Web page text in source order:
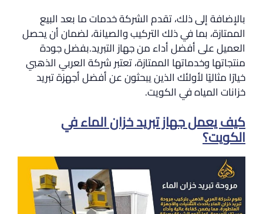
بالإضافة إلى ذلك، تقدم الشركة خدمات ما بعد البيع
الممتازة، بما في ذلك التركيب والصيانة، لضمان أن يحصل
العميل على أفضل أداء من جهاز التبريد.بفضل جودة
منتجاتها وخدماتها الممتازة، تعتبر شركة العربي الذهبي
خيارًا مثاليًا لأولئك الذين يبحثون عن أفضل أجهزة تبريد
خزانات المياه في الكويت.
كيف يعمل جهاز تبريد خزان الماء في
الكويت؟